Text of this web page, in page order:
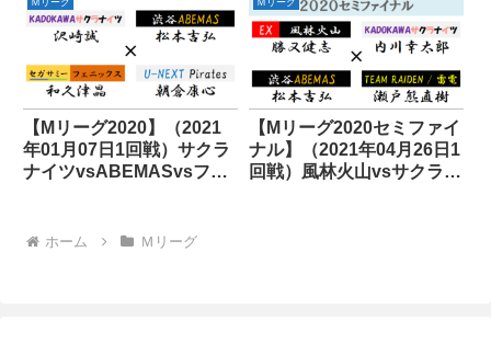
【Mリーグ2020】（2021
年01月07日1回戦）サクラ
ナイツvsABEMASvsフェ
【Mリーグ2020セミファイ
ナル】（2021年04月26日1
回戦）風林火山vsサクラナ
ホーム Ｍリーグ